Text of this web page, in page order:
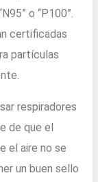
o “P100”.
certificadas
partículas
respiradores
de que el
el aire no se
un buen sello